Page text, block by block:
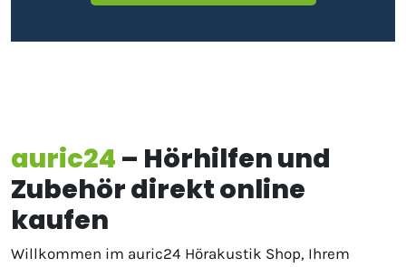
auric24 – Hörhilfen und
Zubehör direkt online
kaufen
Willkommen im auric24 Hörakustik Shop, Ihrem